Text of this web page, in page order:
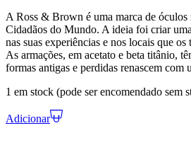
A Ross & Brown é uma marca de óculos
Cidadãos do Mundo. A ideia foi criar
nas suas experiências e nos locais que
As armações, em acetato e beta titânio,
formas antigas e perdidas renascem com
1 em stock (pode ser encomendado sem
Adicionar